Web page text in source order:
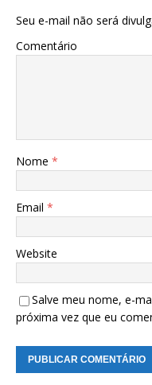
Seu e-mail não será
Comentário
Nome *
Email *
Website
Salve meu nome, e-
próxima vez que eu